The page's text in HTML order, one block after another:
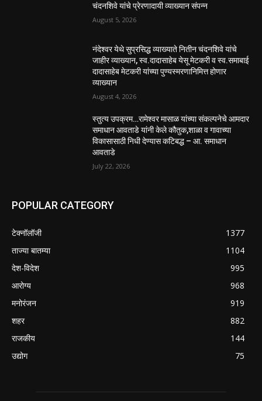
चंदनशिवे यांचे प्रेरणादायी व्याख्यान संपन्न
August 5, 2026
नंदेश्वर येथे सुप्रसिद्ध व्याख्याते नितीन चंदनशिवे यांचे
जाहीर व्याख्यान, स्व.दादासाहेब येसू मेटकरी व स्व.समाबाई
दादासाहेब मेटकरी यांच्या पुण्यस्मरणानिमित्त होणार
व्याख्यान
August 4, 2026
स्तुत्य उपक्रम…रामेश्वर मासाळ यांच्या संकल्पनेचे आमदार
समाधान आवताडे यांनी केले कौतुक,शाळा व गावाच्या
विकासासाठी निधी देण्यास कटिबद्ध – आ. समाधान
आवताडे
July 22, 2026
POPULAR CATEGORY
टेक्नॉलॉजी
1377
ताज्या बातम्या
1104
देश-विदेश
995
आरोग्य
968
मनोरंजन
919
शहर
882
राजकीय
144
उद्योग
75